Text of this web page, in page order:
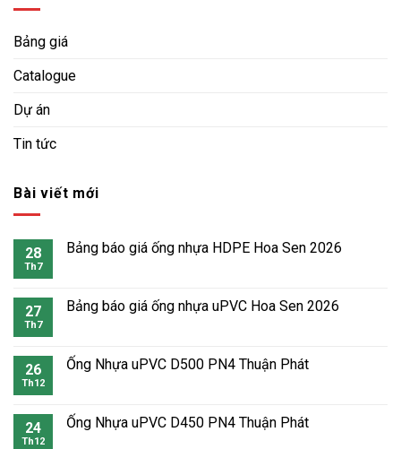
Bảng giá
Catalogue
Dự án
Tin tức
Bài viết mới
28
Th7
Bảng báo giá ống nhựa HDPE Hoa Sen 2026
27
Th7
Bảng báo giá ống nhựa uPVC Hoa Sen 2026
26
Th12
Ống Nhựa uPVC D500 PN4 Thuận Phát
24
Th12
Ống Nhựa uPVC D450 PN4 Thuận Phát